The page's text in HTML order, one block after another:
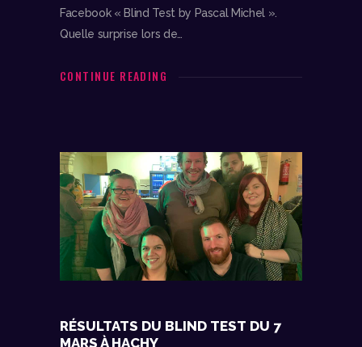
Facebook « Blind Test by Pascal Michel ».
Quelle surprise lors de…
CONTINUE READING
RÉSULTATS DU BLIND TEST DU 7
MARS À HACHY